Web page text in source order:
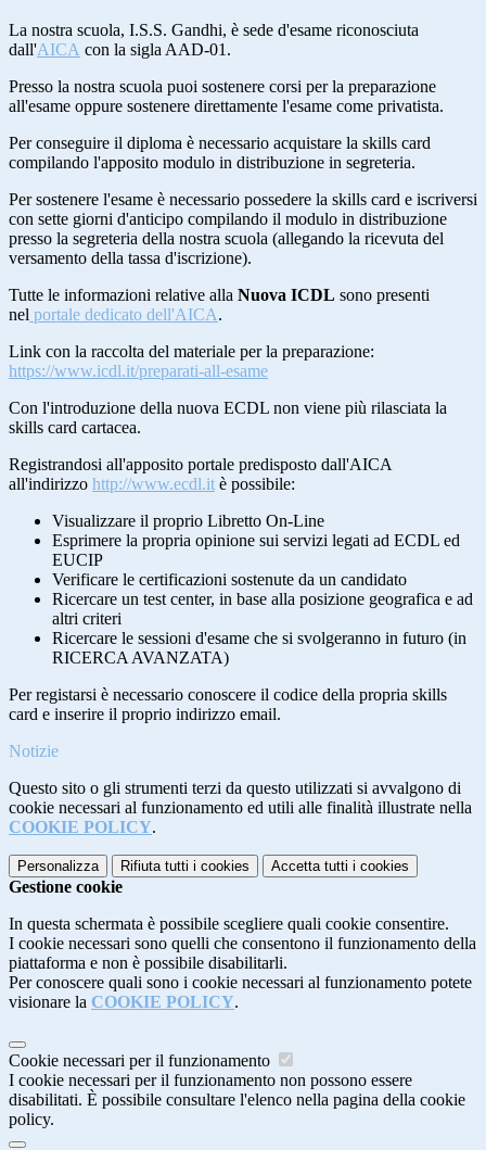
La nostra scuola, I.S.S. Gandhi, è sede d'esame riconosciuta
dall'AICA con la sigla AAD-01.
Presso la nostra scuola puoi sostenere corsi per la preparazione
all'esame oppure sostenere direttamente l'esame come privatista.
Per conseguire il diploma è necessario acquistare la skills card
compilando l'apposito modulo in distribuzione in segreteria.
Per sostenere l'esame è necessario possedere la skills card e iscriversi
con sette giorni d'anticipo compilando il modulo in distribuzione
presso la segreteria della nostra scuola (allegando la ricevuta del
versamento della tassa d'iscrizione).
Tutte le informazioni relative alla Nuova ICDL sono presenti
nel portale dedicato dell'AICA.
Link con la raccolta del materiale per la preparazione:
https://www.icdl.it/preparati-all-esame
Con l'introduzione della nuova ECDL non viene più rilasciata la
skills card cartacea.
Registrandosi all'apposito portale predisposto dall'AICA
all'indirizzo http://www.ecdl.it è possibile:
Visualizzare il proprio Libretto On-Line
Esprimere la propria opinione sui servizi legati ad ECDL ed
EUCIP
Verificare le certificazioni sostenute da un candidato
Ricercare un test center, in base alla posizione geografica e ad
altri criteri
Ricercare le sessioni d'esame che si svolgeranno in futuro (in
RICERCA AVANZATA)
Per registarsi è necessario conoscere il codice della propria skills
card e inserire il proprio indirizzo email.
Notizie
Questo sito o gli strumenti terzi da questo utilizzati si avvalgono di
cookie necessari al funzionamento ed utili alle finalità illustrate nella
COOKIE POLICY.
Personalizza Rifiuta tutti i cookies Accetta tutti i cookies
Gestione cookie
In questa schermata è possibile scegliere quali cookie consentire.
I cookie necessari sono quelli che consentono il funzionamento della
piattaforma e non è possibile disabilitarli.
Per conoscere quali sono i cookie necessari al funzionamento potete
visionare la COOKIE POLICY.
Cookie necessari per il funzionamento
I cookie necessari per il funzionamento non possono essere
disabilitati. È possibile consultare l'elenco nella pagina della cookie
policy.